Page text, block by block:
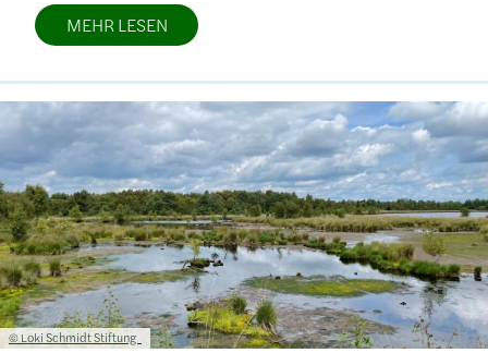
MEHR LESEN
Bild
Lizenzinformationen einschließlich Urheberrecht
© Loki Schmidt Stiftung